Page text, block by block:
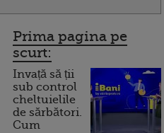
Prima pagina pe
scurt:
Invață să ții
sub control
cheltuielile
de sărbători.
Cum